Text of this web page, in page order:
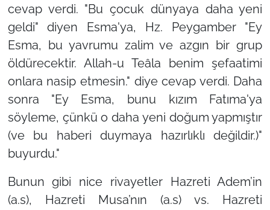
cevap verdi. "Bu çocuk dünyaya daha yeni
geldi" diyen Esma'ya, Hz. Peygamber "Ey
Esma, bu yavrumu zalim ve azgın bir grup
öldürecektir. Allah-u Teâla benim şefaatimi
onlara nasip etmesin." diye cevap verdi. Daha
sonra "Ey Esma, bunu kızım Fatıma'ya
söyleme, çünkü o daha yeni doğum yapmıştır
(ve bu haberi duymaya hazırlıklı değildir.)"
buyurdu."
Bunun gibi nice rivayetler Hazreti Adem’in
(a.s), Hazreti Musa’nın (a.s) vs. Hazreti